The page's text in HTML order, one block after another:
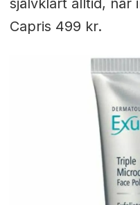
Capris 499 kr.